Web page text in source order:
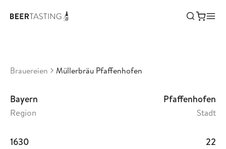
Müllerbräu Pfaffenhofen
Brauereien Müllerbräu Pfaffenhofen
Bayern
Region
Pfaffenhofen
Stadt
1630 22